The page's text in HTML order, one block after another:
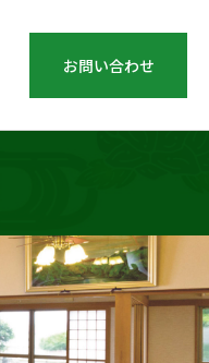
お問い合わせ